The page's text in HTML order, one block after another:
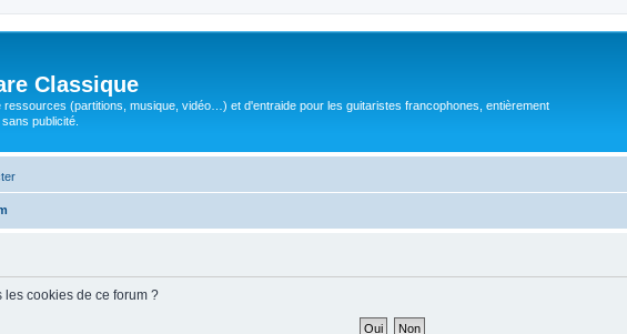
Classique
ressources (partitions, musique, vidéo…) et d'entraide pour les guitaristes francophones, entièrement
publicité.
les cookies de ce forum ?